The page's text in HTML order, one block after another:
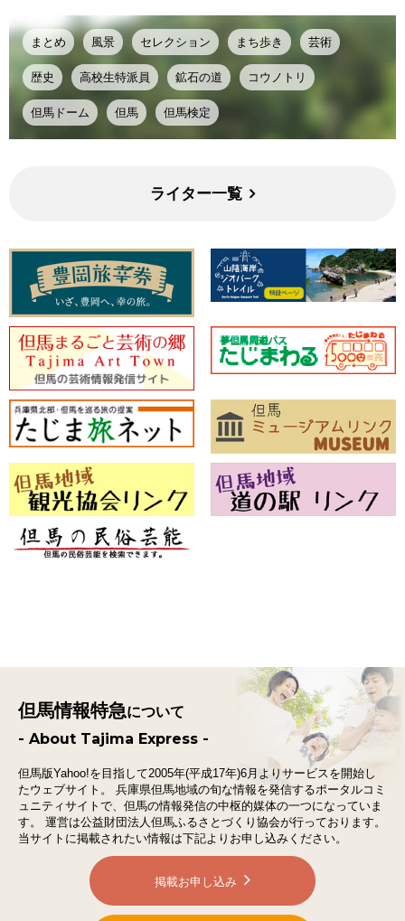
まとめ 風景 セレクション まち歩き 芸術
歴史 高校生特派員 鉱石の道 コウノトリ
但馬ドーム 但馬 但馬検定
ライター一覧
但馬情報特急について
- About Tajima Express -
但馬版Yahoo!を目指して2005年(平成17年)6月よりサービスを開始し
たウェブサイト。
兵庫県但馬地域の旬な情報を発信するポータルコミ
ュニティサイトで、 但馬の情報発信の中枢的媒体の一つになっていま
す。
運営は公益財団法人但馬ふるさとづくり協会が行っております。
当サイトに掲載されたい情報は下記よりお申し込みください。
掲載お申し込み